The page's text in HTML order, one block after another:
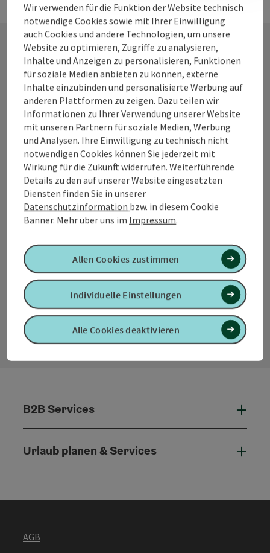
Kontakt
Tourismusverband Quellenviertel
Promenade 2
4701 Bad Schallerbach
+43 7249 42071 0
info@quellenviertel.at
Kontaktformular
B2B Services
Urlaub planen & Services
AGB
Wir verwenden für die Funktion der Website technisch
notwendige Cookies sowie mit Ihrer Einwilligung
auch Cookies und andere Technologien, um unsere
Website zu optimieren, Zugriffe zu analysieren,
Inhalte und Anzeigen zu personalisieren, Funktionen
für soziale Medien anbieten zu können, externe
Inhalte einzubinden und personalisierte Werbung auf
anderen Plattformen zu zeigen. Dazu teilen wir
Informationen zu Ihrer Verwendung unserer Website
mit unseren Partnern für soziale Medien, Werbung
und Analysen. Ihre Einwilligung zu technisch nicht
notwendigen Cookies können Sie jederzeit mit
Wirkung für die Zukunft widerrufen. Weiterführende
Details zu den auf unserer Website eingesetzten
Diensten finden Sie in unserer
Datenschutzinformation bzw. in diesem Cookie
Banner. Mehr über uns im Impressum.
Alle Cookies deaktivieren
Individuelle Einstellungen
Allen Cookies zustimmen